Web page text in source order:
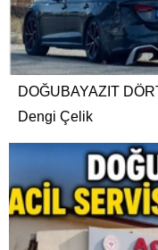
DOĞUBAYAZIT
Dengi Çelik